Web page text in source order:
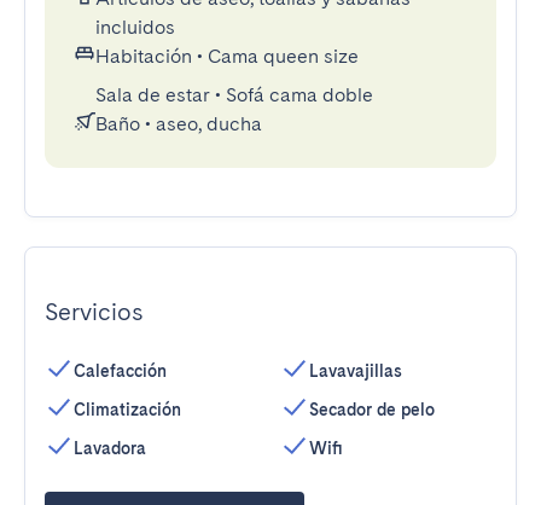
incluidos
Habitación • Cama queen size
Sala de estar • Sofá cama doble
Baño • aseo, ducha
Servicios
Calefacción
Climatización
Lavadora
Lavavajillas
Secador de pelo
Wifi